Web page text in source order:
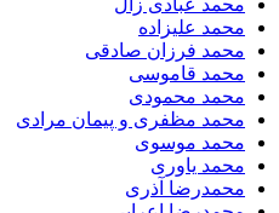
محمد علیزاده
محمد فرزان صادقی
محمد قاموسی
محمد محمودی
محمد مظفری و پیمان مرادی
محمد موسوی
محمد یاوری
محمدرضا آذری